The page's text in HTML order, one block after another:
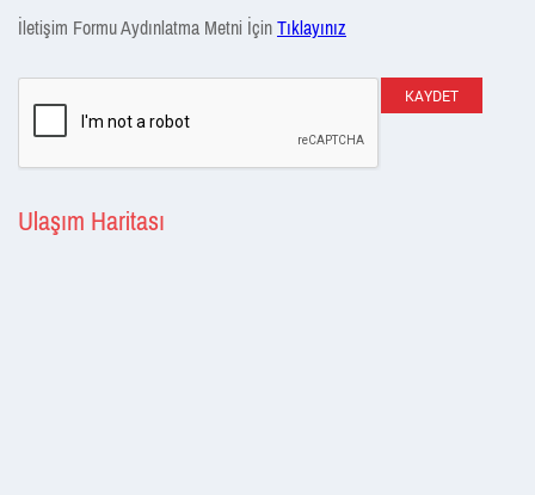
İletişim Formu Aydınlatma Metni İçin Tıklayınız
KAYDET
Ulaşım Haritası